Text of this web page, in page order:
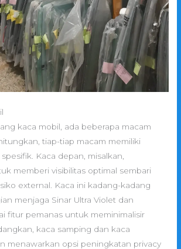
kaca mobil, ada beberapa macam
tiap-tiap macam memiliki
Kaca depan, misalkan,
memberi visibilitas optimal sembari
external. Kaca ini kadang-kadang
menjaga Sinar Ultra Violet dan
fitur pemanas untuk meminimalisir
kaca samping dan kaca
menawarkan opsi peningkatan privacy